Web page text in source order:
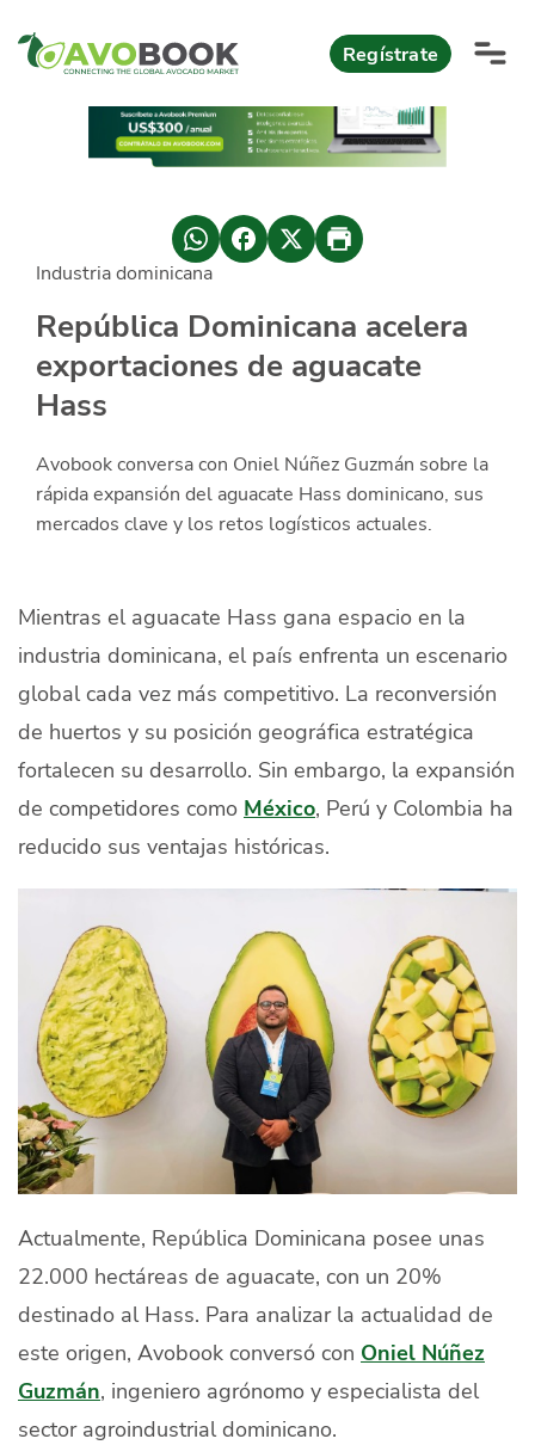
Regístrate
AvoReports
AvoMagazine
AvoEvents
Iniciar Sesión
Productores
Mercados
Contacto
Español
Industria dominicana
República Dominicana acelera
exportaciones de aguacate
Hass
Avobook conversa con Oniel Núñez Guzmán sobre la
rápida expansión del aguacate Hass dominicano, sus
mercados clave y los retos logísticos actuales.
Mientras el aguacate Hass gana espacio en la
industria dominicana, el país enfrenta un escenario
global cada vez más competitivo. La reconversión
de huertos y su posición geográfica estratégica
fortalecen su desarrollo. Sin embargo, la expansión
de competidores como México, Perú y Colombia ha
reducido sus ventajas históricas.
Actualmente, República Dominicana posee unas
22.000 hectáreas de aguacate, con un 20%
destinado al Hass. Para analizar la actualidad de
este origen, Avobook conversó con Oniel Núñez
Guzmán, ingeniero agrónomo y especialista del
sector agroindustrial dominicano.